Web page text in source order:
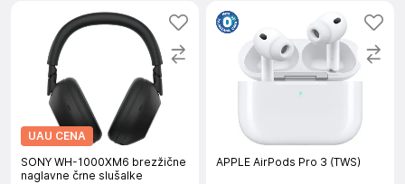
UAU CENA
SONY WH-1000XM6 brezžične
naglavne črne slušalke
APPLE AirPods Pro 3 (TWS)